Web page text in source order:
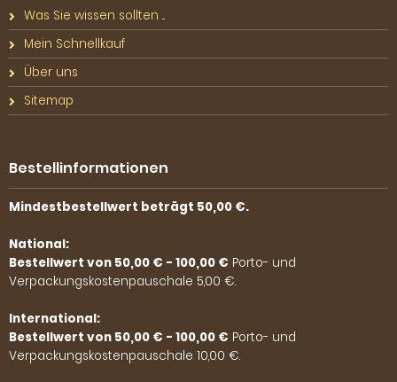
Was Sie wissen sollten ...
Mein Schnellkauf
Über uns
Sitemap
Bestellinformationen
Mindestbestellwert beträgt 50,00 €.
National:
Bestellwert von 50,00 € - 100,00 € Porto- und
Verpackungskostenpauschale 5,00 €.
International:
Bestellwert von 50,00 € - 100,00 € Porto- und
Verpackungskostenpauschale 10,00 €.